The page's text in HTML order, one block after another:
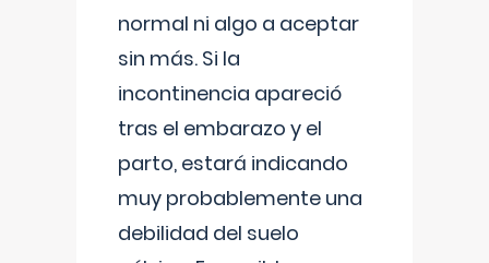
normal ni algo a aceptar
sin más. Si la
incontinencia apareció
tras el embarazo y el
parto, estará indicando
muy probablemente una
debilidad del suelo